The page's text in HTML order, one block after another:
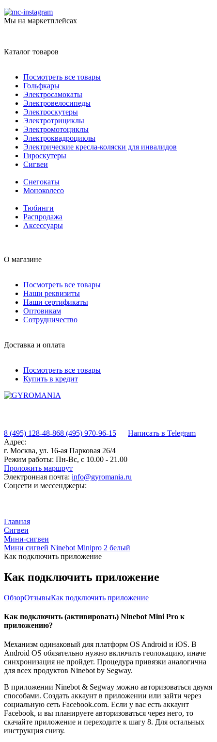
Мы на маркетплейсах
Каталог товаров
Посмотреть все товары
Гольфкары
Электросамокаты
Электровелосипеды
Электроскутеры
Электротрициклы
Электромотоциклы
Электроквадроциклы
Электрические кресла-коляски для инвалидов
Гироскутеры
Сигвеи
Снегокаты
Моноколесо
Тюбинги
Распродажа
Аксессуары
О магазине
Посмотреть все товары
Наши реквизиты
Наши сертификаты
Оптовикам
Сотрудничество
Доставка и оплата
Посмотреть все товары
Купить в кредит
8 (495) 128-48-868 (495) 970-96-15
Написать в Telegram
Адрес:
г. Москва, ул. 16-ая Парковая 26/4
Режим работы: Пн-Вс, с 10.00 - 21.00
Проложить маршрут
Электронная почта: info@gyromania.ru
Соцсети и мессенджеры:
Главная
Сигвеи
Мини-сигвеи
Мини сигвей Ninebot Minipro 2 белый
Как подключить приложение
Как подключить приложение
ОбзорОтзывыКак подключить приложение
Как подключить (активировать) Ninebot Mini Pro к
приложению?
Механизм одинаковый для платформ OS Android и iOS. В
Android OS обязательно нужно включить геолокацию, иначе
синхронизация не пройдет. Процедура привязки аналогична
для всех продуктов Ninebot by Segway.
В приложении Ninebot & Segway можно авторизоваться двумя
способами. Создать аккаунт в приложении или зайти через
социальную сеть Facebook.com. Если у вас есть аккаунт
Facebook, и вы планируете авторизоваться через него, то
скачайте приложение и переходите к шагу 8. Для остальных
инструкция снизу.